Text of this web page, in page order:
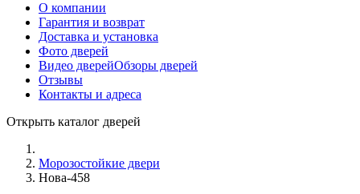
О компании
Гарантия и возврат
Доставка и установка
Фото дверей
Видео дверейОбзоры дверей
Отзывы
Контакты и адреса
Открыть каталог дверей
Морозостойкие двери
Нова-458